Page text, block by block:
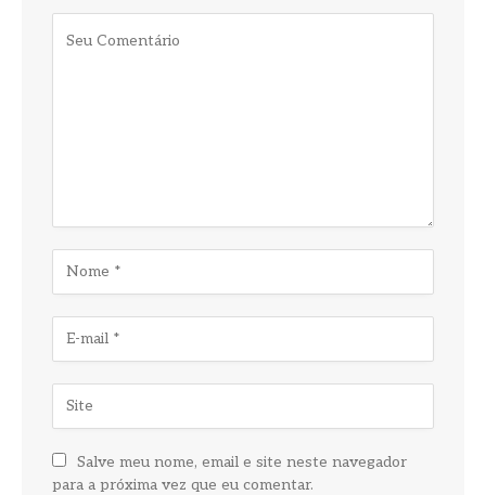
Salve meu nome, email e site neste navegador
para a próxima vez que eu comentar.